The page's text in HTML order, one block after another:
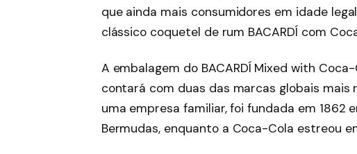
que ainda mais consumidores em idade
clássico coquetel de rum BACARDÍ com
A embalagem do BACARDÍ Mixed with
contará com duas das marcas globais mais
uma empresa familiar, foi fundada em 1862
Bermudas, enquanto a Coca-Cola estreou